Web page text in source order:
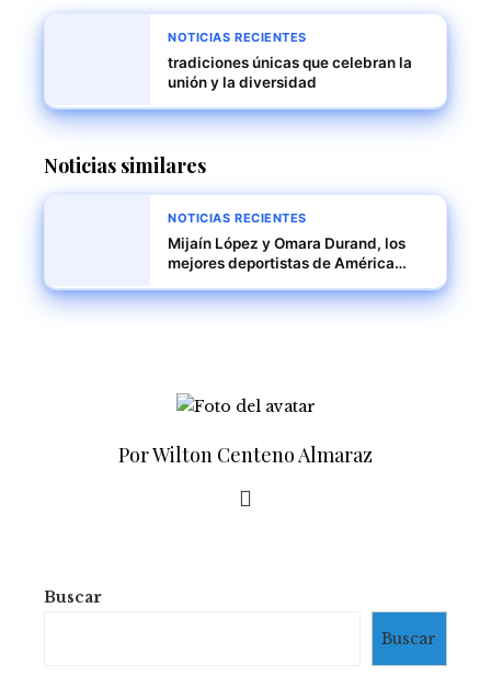
NOTICIAS RECIENTES
tradiciones únicas que celebran la
unión y la diversidad
Noticias similares
NOTICIAS RECIENTES
Mijaín López y Omara Durand, los
mejores deportistas de América
Por Wilton Centeno Almaraz
Buscar
Buscar